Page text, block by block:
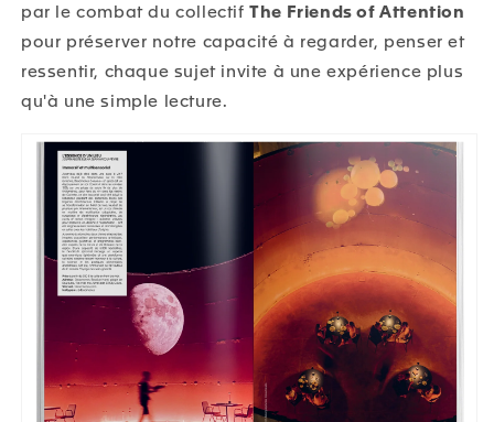
par le combat du collectifThe Friends of Attention
pour préserver notre capacité à regarder, penser et
ressentir, chaque sujet invite à une expérience plus
qu'à une simple lecture.